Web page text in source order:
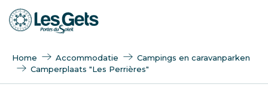
Aller
au
Home Accommodatie
Campings en caravanparken
Camperplaats "Les Perrières"